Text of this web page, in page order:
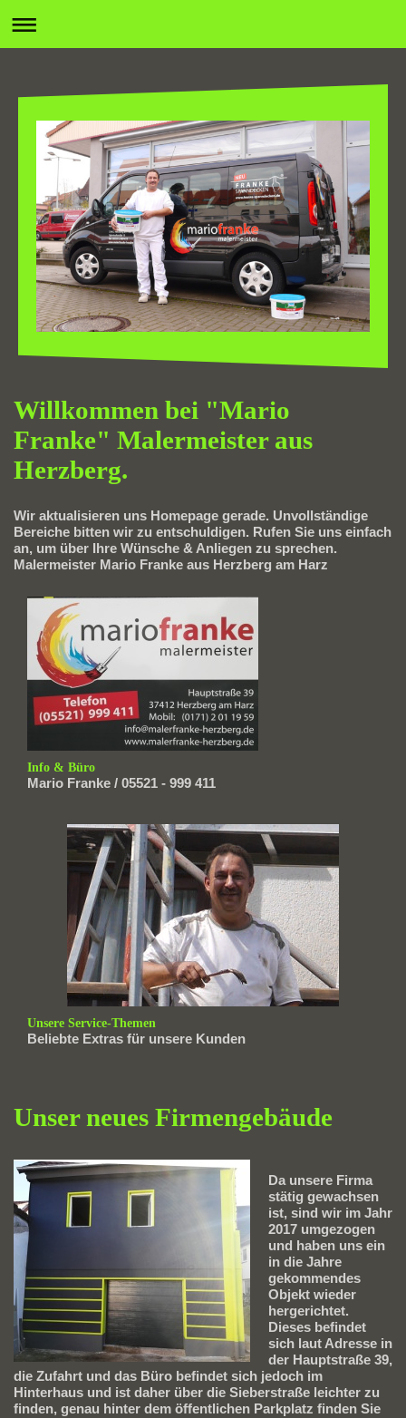
Willkommen bei "Mario
Franke" Malermeister aus
Herzberg.
Wir aktualisieren uns Homepage gerade. Unvollständige
Bereiche bitten wir zu entschuldigen. Rufen Sie uns einfach
an, um über Ihre Wünsche & Anliegen zu sprechen.
Malermeister Mario Franke aus Herzberg am Harz
Info & Büro
Mario Franke / 05521 - 999 411
Unsere Service-Themen
Beliebte Extras für unsere Kunden
Unser neues Firmengebäude
Da unsere Firma
stätig gewachsen
ist, sind wir im Jahr
2017 umgezogen
und haben uns ein
in die Jahre
gekommendes
Objekt wieder
hergerichtet.
Dieses befindet
sich laut Adresse in
der Hauptstraße 39,
die Zufahrt und das Büro befindet sich jedoch im
Hinterhaus und ist daher über die Sieberstraße leichter zu
finden, genau hinter dem öffentlichen Parkplatz finden Sie